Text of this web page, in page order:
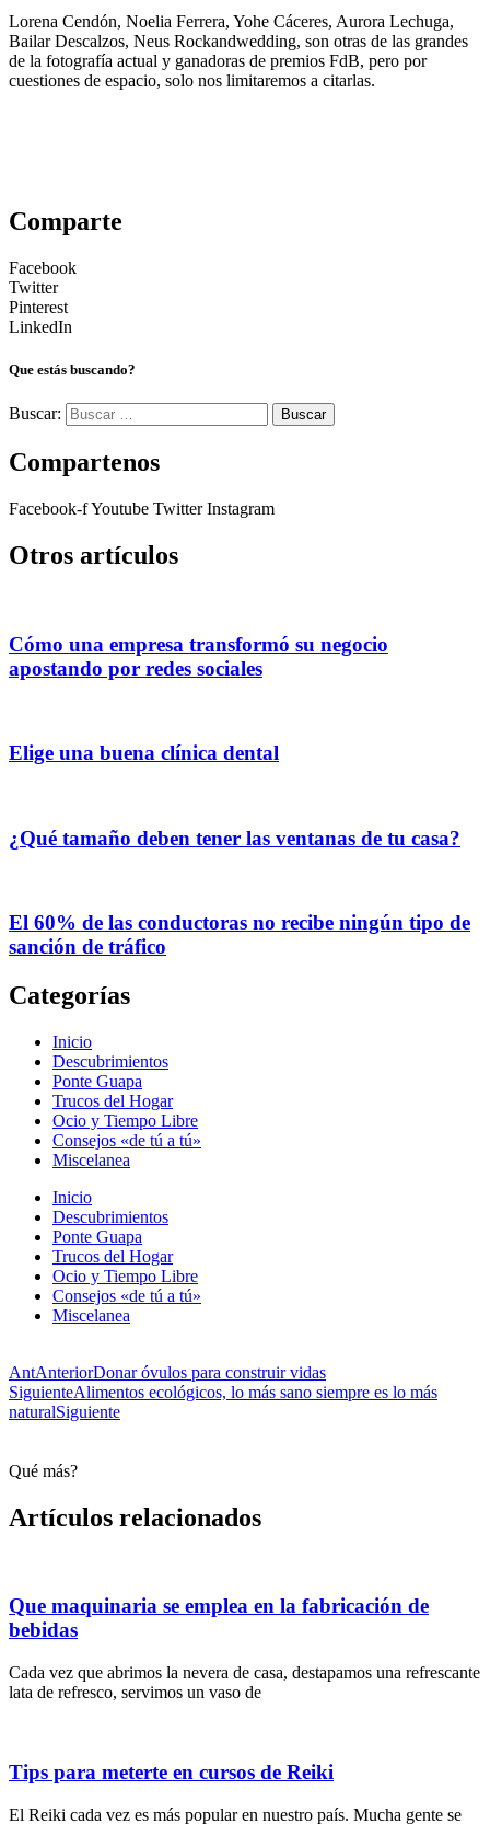
Lorena Cendón, Noelia Ferrera, Yohe Cáceres, Aurora Lechuga,
Bailar Descalzos, Neus Rockandwedding, son otras de las grandes
de la fotografía actual y ganadoras de premios FdB, pero por
cuestiones de espacio, solo nos limitaremos a citarlas.
Comparte
Facebook
Twitter
Pinterest
LinkedIn
Que estás buscando?
Buscar:
Compartenos
Facebook-fYoutube Twitter Instagram
Otros artículos
Cómo una empresa transformó su negocio
apostando por redes sociales
Elige una buena clínica dental
¿Qué tamaño deben tener las ventanas de tu casa?
El 60% de las conductoras no recibe ningún tipo de
sanción de tráfico
Categorías
Inicio
Descubrimientos
Ponte Guapa
Trucos del Hogar
Ocio y Tiempo Libre
Consejos «de tú a tú»
Miscelanea
Inicio
Descubrimientos
Ponte Guapa
Trucos del Hogar
Ocio y Tiempo Libre
Consejos «de tú a tú»
Miscelanea
AntAnteriorDonar óvulos para construir vidas
SiguienteAlimentos ecológicos, lo más sano siempre es lo más
naturalSiguiente
Qué más?
Artículos relacionados
Que maquinaria se emplea en la fabricación de
bebidas
Cada vez que abrimos la nevera de casa, destapamos una refrescante
lata de refresco, servimos un vaso de
Tips para meterte en cursos de Reiki
El Reiki cada vez es más popular en nuestro país. Mucha gente se